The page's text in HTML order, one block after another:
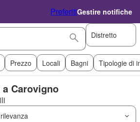
PreferitiGestire notifiche
Distretto
Prezzo Locali Bagni Tipologie di
Carovigno